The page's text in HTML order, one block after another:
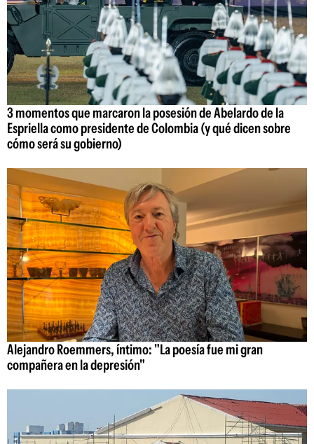
3 momentos que marcaron la posesión de Abelardo de la
Espriella como presidente de Colombia (y qué dicen sobre
cómo será su gobierno)
Alejandro Roemmers, íntimo: "La poesía fue mi gran
compañera en la depresión"